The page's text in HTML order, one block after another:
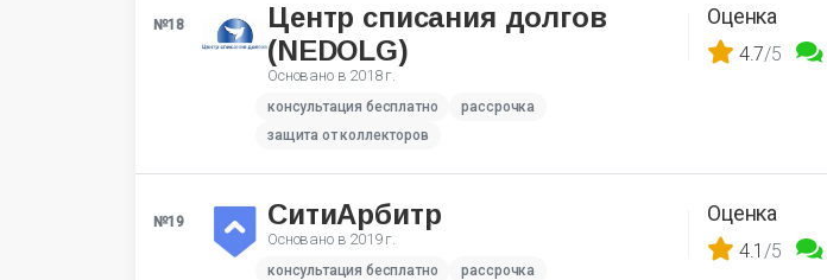
№18
Центр списания долгов
(NEDOLG)
Основано в 2018 г.
консультация бесплатно
рассрочка
защита от коллекторов
Оценка
4.7/5
№19 СитиАрбитр
Основано в 2019 г.
консультация бесплатно
рассрочка
Оценка
4.1/5